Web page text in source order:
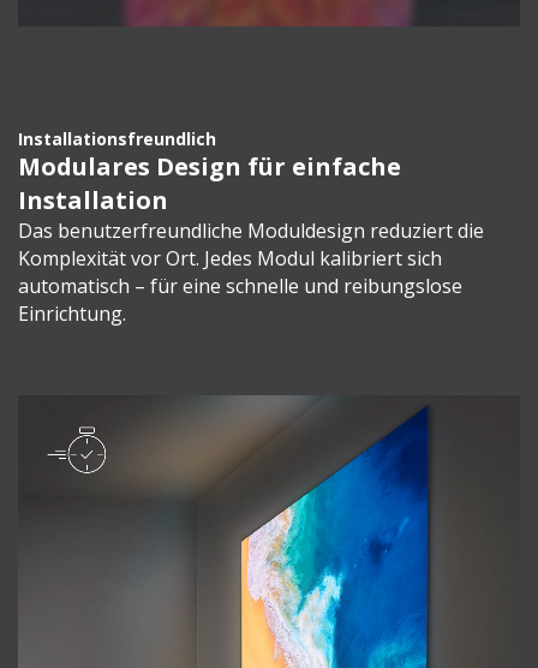
Installationsfreundlich
Modulares Design für einfache
Installation
Das benutzerfreundliche Moduldesign reduziert die
Komplexität vor Ort. Jedes Modul kalibriert sich
automatisch – für eine schnelle und reibungslose
Einrichtung.